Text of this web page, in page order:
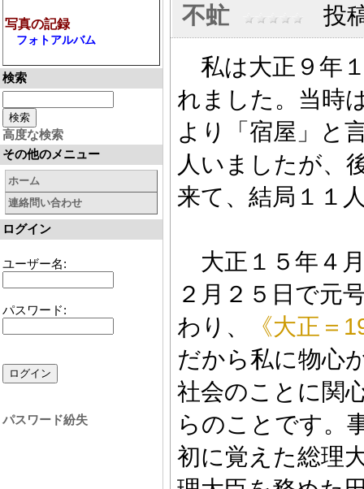
写真の記録
フォトアルバム
検索
高度な検索
その他のメニュー
ホーム
連絡問い合わせ
ログイン
ユーザー名:
パスワード:
パスワード紛失
不虻
投
私は大正９年
れました。当時
より「宿屋」と
人いましたが、
来て、結局１１
大正１５年４
２月２５日で元
わり、
《大正＝
だから私に物心
社会のことに関
らのことです。
初に覚えた総理